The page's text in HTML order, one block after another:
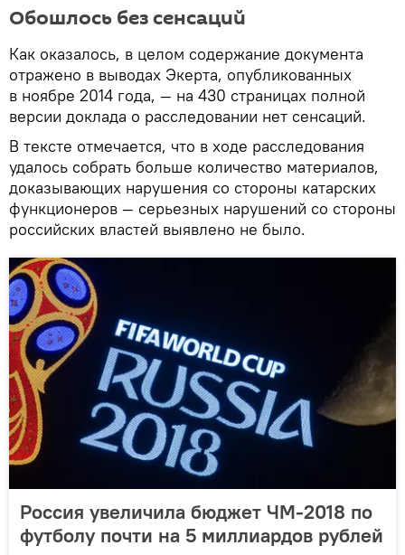
Обошлось без сенсаций
Как оказалось, в целом содержание документа
отражено в выводах Экерта, опубликованных
в ноябре 2014 года, — на 430 страницах полной
версии доклада о расследовании нет сенсаций.
В тексте отмечается, что в ходе расследования
удалось собрать больше количество материалов,
доказывающих нарушения со стороны катарских
функционеров — серьезных нарушений со стороны
российских властей выявлено не было.
Россия увеличила бюджет ЧМ-2018 по
футболу почти на 5 миллиардов рублей